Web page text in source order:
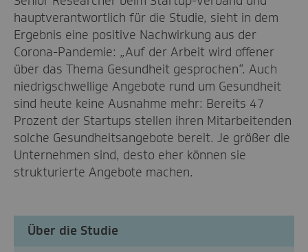
hauptverantwortlich für die Studie, sieht in dem
Ergebnis eine positive Nachwirkung aus der
Corona-Pandemie: „Auf der Arbeit wird offener
über das Thema Gesundheit gesprochen“. Auch
niedrigschwellige Angebote rund um Gesundheit
sind heute keine Ausnahme mehr: Bereits 47
Prozent der Startups stellen ihren Mitarbeitenden
solche Gesundheitsangebote bereit. Je größer die
Unternehmen sind, desto eher können sie
strukturierte Angebote machen.
Über die Studie